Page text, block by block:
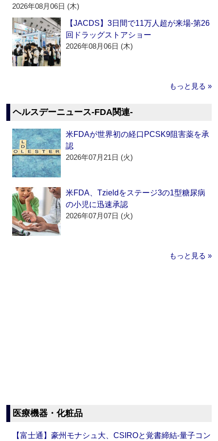
2026年08月06日 (木)
【JACDS】3日間で11万人超が来場‐第26
回ドラッグストアショー
2026年08月06日 (木)
もっと見る »
ヘルスデーニュース‐FDA関連‐
米FDAが世界初の経口PCSK9阻害薬を承
認
2026年07月21日 (火)
米FDA、Tzieldをステージ3の1型糖尿病
の小児に迅速承認
2026年07月07日 (火)
もっと見る »
医療機器・化粧品
【富士通】豪州モナシュ大、CSIROと覚書締結‐量子コン